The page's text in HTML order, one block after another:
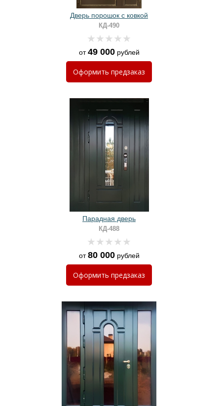
Дверь порошок с ковкой
КД-490
от49 000рублей
Оформить предзаказ
Парадная дверь
КД-488
от80 000рублей
Оформить предзаказ